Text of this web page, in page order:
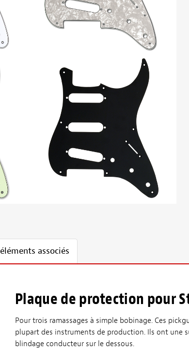
éléments associés
Plaque de protection pour
Pour trois ramassages à simple bobinage. Ces
plupart des instruments de production. Ils ont une
blindage conducteur sur le dessous.